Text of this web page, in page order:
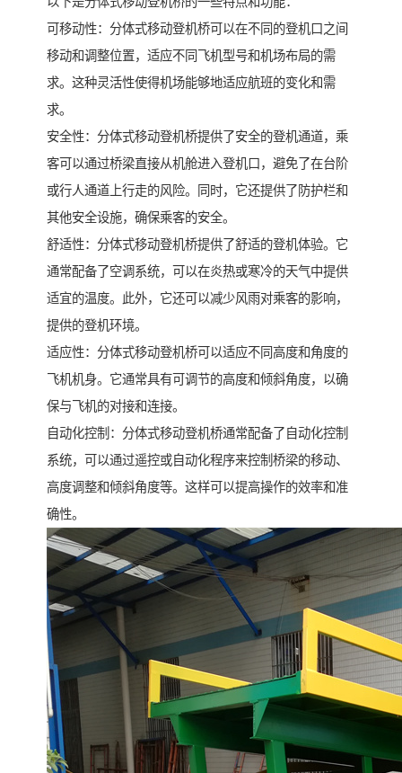
可移动性：分体式移动登机桥可以在不同的登机口之间
移动和调整位置，适应不同飞机型号和机场布局的需
求。这种灵活性使得机场能够地适应航班的变化和需
求。
安全性：分体式移动登机桥提供了安全的登机通道，乘
客可以通过桥梁直接从机舱进入登机口，避免了在台阶
或行人通道上行走的风险。同时，它还提供了防护栏和
其他安全设施，确保乘客的安全。
舒适性：分体式移动登机桥提供了舒适的登机体验。它
通常配备了空调系统，可以在炎热或寒冷的天气中提供
适宜的温度。此外，它还可以减少风雨对乘客的影响，
提供的登机环境。
适应性：分体式移动登机桥可以适应不同高度和角度的
飞机机身。它通常具有可调节的高度和倾斜角度，以确
保与飞机的对接和连接。
自动化控制：分体式移动登机桥通常配备了自动化控制
系统，可以通过遥控或自动化程序来控制桥梁的移动、
高度调整和倾斜角度等。这样可以提高操作的效率和准
确性。